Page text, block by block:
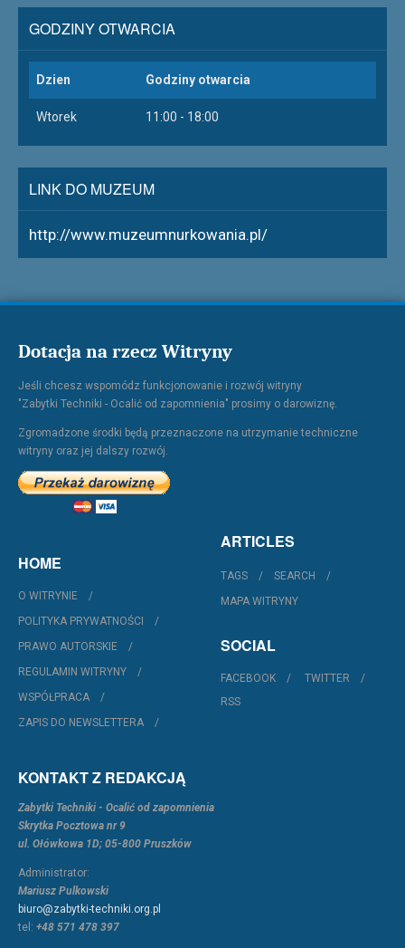
GODZINY OTWARCIA
Dzien Godziny otwarcia
Wtorek 11:00 - 18:00
LINK DO MUZEUM
http://www.muzeumnurkowania.pl/
Dotacja na rzecz Witryny
Jeśli chcesz wspomódz funkcjonowanie i rozwój witryny
"Zabytki Techniki - Ocalić od zapomnienia" prosimy o darowiznę.
Zgromadzone środki będą przeznaczone na utrzymanie techniczne
witryny oraz jej dalszy rozwój.
HOME
O WITRYNIE
POLITYKA PRYWATNOŚCI
PRAWO AUTORSKIE
REGULAMIN WITRYNY
WSPÓŁPRACA
ZAPIS DO NEWSLETTERA
ARTICLES
TAGS
SEARCH
MAPA WITRYNY
SOCIAL
FACEBOOK
TWITTER
RSS
KONTAKT Z REDAKCJĄ
Zabytki Techniki - Ocalić od zapomnienia
Skrytka Pocztowa nr 9
ul. Ołówkowa 1D; 05-800 Pruszków
Administrator:
Mariusz Pulkowski
biuro@zabytki-techniki.org.pl
tel: +48 571 478 397